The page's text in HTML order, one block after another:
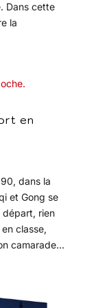
Dans cette
la
en
dans la
et Gong se
départ, rien
classe,
camarade...